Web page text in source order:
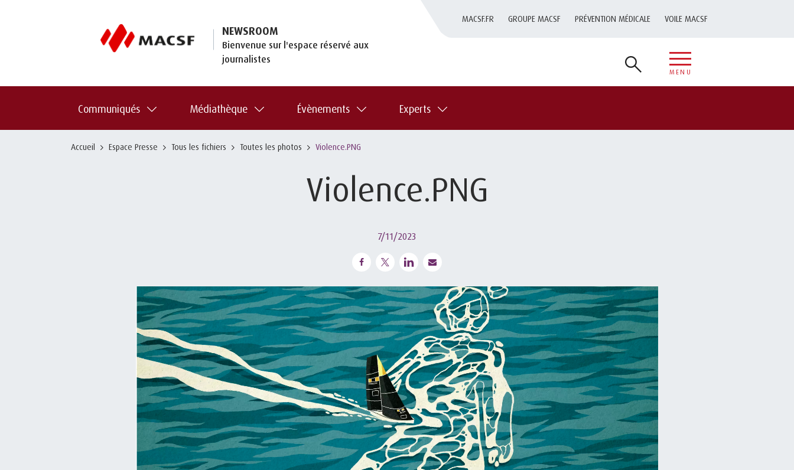
NEWSROOM
Bienvenue sur l'espace réservé aux
journalistes
MACSF.FR GROUPE MACSF PRÉVENTION MÉDICALE VOILE MACSF
MENU
Communiqués Médiathèque Évènements Experts
Accueil Espace Presse Tous les fichiers Toutes les photos Violence.PNG
Violence.PNG
7/11/2023